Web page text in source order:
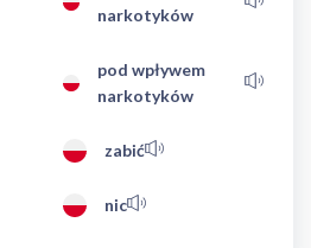
narkotyków
pod wpływem
narkotyków
zabić
nic